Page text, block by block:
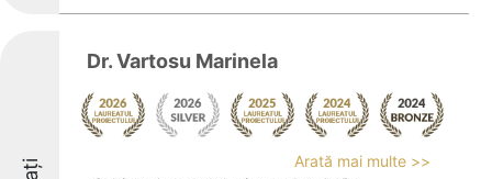
Dr. Vartosu Marinela
Arată mai multe >>